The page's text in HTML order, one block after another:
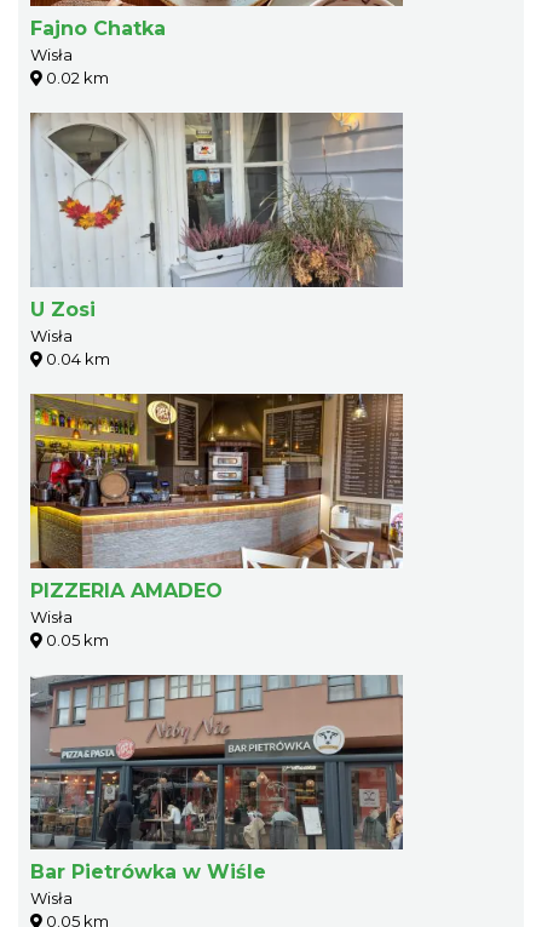
Fajno Chatka
Wisła
0.02 km
U Zosi
Wisła
0.04 km
PIZZERIA AMADEO
Wisła
0.05 km
Bar Pietrówka w Wiśle
Wisła
0.05 km